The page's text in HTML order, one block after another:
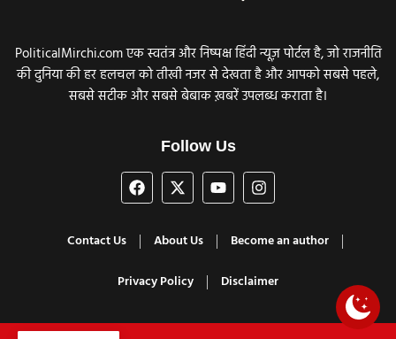
PoliticalMirchi.com एक स्वतंत्र और निष्पक्ष हिंदी न्यूज़ पोर्टल है, जो राजनीति
की दुनिया की हर हलचल को तीखी नजर से देखता है और आपको सबसे पहले,
सबसे सटीक और सबसे बेबाक ख़बरें उपलब्ध कराता है।
Follow Us
Contact Us About Us
Become an author
Privacy Policy
Disclaimer